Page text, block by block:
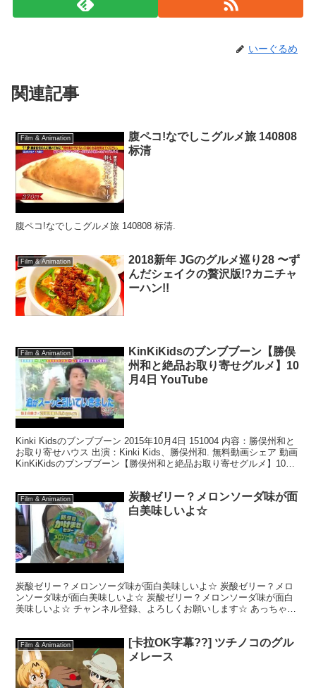
いーぐるめ
関連記事
Film & Animation
腹ペコ!なでしこグルメ旅 140808
标清
腹ペコ!なでしこグルメ旅 140808 标清.
Film & Animation
2018新年 JGのグルメ巡り28 〜ず
んだシェイクの贅沢版!?カニチャ
ーハン!!
Film & Animation
KinKiKidsのブンブブーン【勝俣
州和と絶品お取り寄せグルメ】10
月4日 YouTube
Kinki Kidsのブンブブーン 2015年10月4日 151004 内容：勝俣州和と
お取り寄せハウス 出演：Kinki Kids、勝俣州和. 無料動画シェア 動画
KinKiKidsのブンブブーン【勝俣州和と絶品お取り寄せグルメ】10
Film & Animation
炭酸ゼリー？メロンソーダ味が面
白美味しいよ☆
炭酸ゼリー？メロンソーダ味が面白美味しいよ☆ 炭酸ゼリー？メロ
ンソーダ味が面白美味しいよ☆ 炭酸ゼリー？メロンソーダ味が面白
美味しいよ☆ チャンネル登録、よろしくお願いします☆ あっちゃん
Film & Animation
[卡拉OK字幕??] ツチノコのグル
メレース